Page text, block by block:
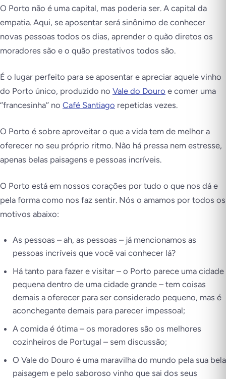
O Porto não é uma capital, mas poderia ser. A capital da
empatia. Aqui, se aposentar será sinônimo de conhecer
novas pessoas todos os dias, aprender o quão diretos os
moradores são e o quão prestativos todos são.
É o lugar perfeito para se aposentar e apreciar aquele vinho
do Porto único, produzido no Vale do Douro e comer uma
‘’francesinha’’ no Café Santiago repetidas vezes.
O Porto é sobre aproveitar o que a vida tem de melhor a
oferecer no seu próprio ritmo. Não há pressa nem estresse,
apenas belas paisagens e pessoas incríveis.
O Porto está em nossos corações por tudo o que nos dá e
pela forma como nos faz sentir. Nós o amamos por todos os
motivos abaixo:
As pessoas – ah, as pessoas – já mencionamos as
pessoas incríveis que você vai conhecer lá?
Há tanto para fazer e visitar – o Porto parece uma cidade
pequena dentro de uma cidade grande – tem coisas
demais a oferecer para ser considerado pequeno, mas é
aconchegante demais para parecer impessoal;
A comida é ótima – os moradores são os melhores
cozinheiros de Portugal – sem discussão;
O Vale do Douro é uma maravilha do mundo pela sua bela
paisagem e pelo saboroso vinho que sai dos seus